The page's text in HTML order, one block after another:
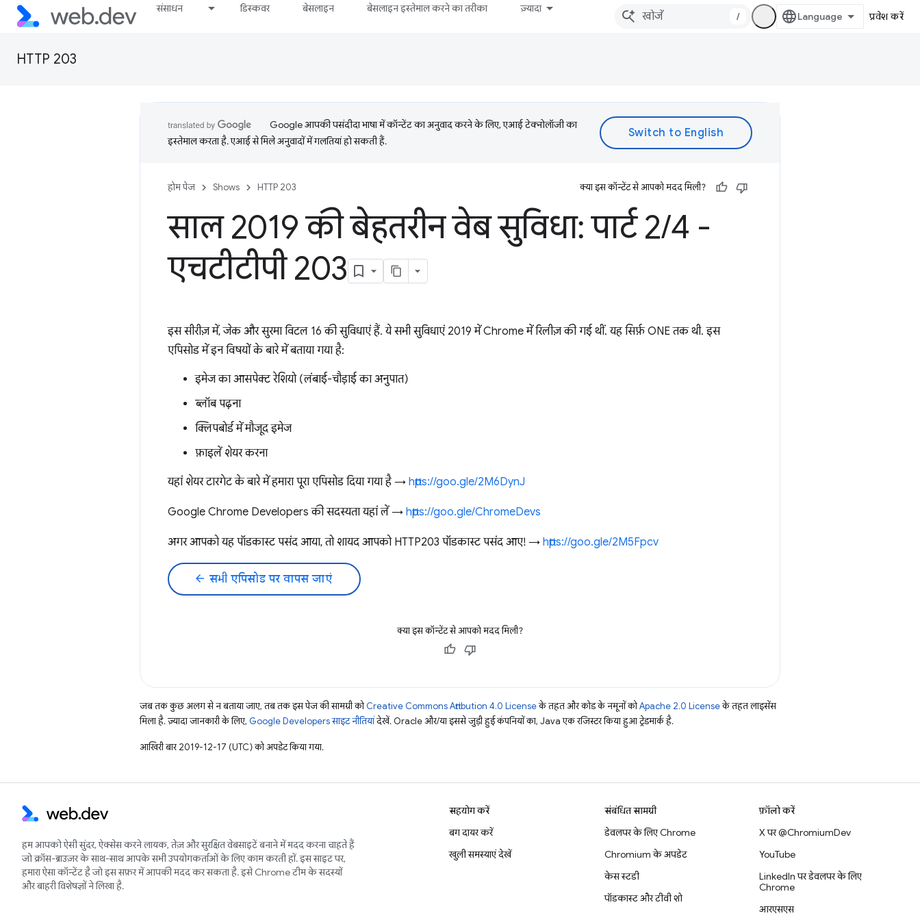
संसाधन डिस्कवर बेसलाइन बेसलाइन इस्तेमाल करने का तरीका ज़्यादा
/ प्रवेश करें
HTTP 203
Google आपकी पसंदीदा भाषा में कॉन्टेंट का अनुवाद करने के लिए, एआई टेक्नोलॉजी का
इस्तेमाल करता है. एआई से मिले अनुवादों में गलतियां हो सकती हैं.
होम पेज Shows HTTP 203 क्या इस कॉन्टेंट से आपको मदद मिली?
साल 2019 की बेहतरीन वेब सुविधा: पार्ट 2/4 -
एचटीटीपी 203
इस सीरीज़ में, जेक और सुरमा विटल 16 की सुविधाएं हैं. ये सभी सुविधाएं 2019 में Chrome में रिलीज़ की गई थीं. यह सिर्फ़ ONE तक थी. इस
एपिसोड में इन विषयों के बारे में बताया गया है:
इमेज का आसपेक्ट रेशियो (लंबाई-चौड़ाई का अनुपात)
ब्लॉब पढ़ना
क्लिपबोर्ड में मौजूद इमेज
फ़ाइलें शेयर करना
यहां शेयर टारगेट के बारे में हमारा पूरा एपिसोड दिया गया है → https://goo.gle/2M6DynJ
Google Chrome Developers की सदस्यता यहां लें → https://goo.gle/ChromeDevs
अगर आपको यह पॉडकास्ट पसंद आया, तो शायद आपको HTTP203 पॉडकास्ट पसंद आए! → https://goo.gle/2M5Fpcv
arrow_back सभी एपिसोड पर वापस जाएं
क्या इस कॉन्टेंट से आपको मदद मिली?
जब तक कुछ अलग से न बताया जाए, तब तक इस पेज की सामग्री कोCreative Commons Attribution 4.0 Licenseके तहत और कोड के नमूनों कोApache 2.0 Licenseके तहत लाइसेंस
मिला है. ज़्यादा जानकारी के लिए, Google Developers साइट नीतियांदेखें. Oracle और/या इससे जुड़ी हुई कंपनियों का, Java एक रजिस्टर किया हुआ ट्रेडमार्क है.
आखिरी बार 2019-12-17 (UTC) को अपडेट किया गया.
हम आपको ऐसी सुंदर, ऐक्सेस करने लायक, तेज़ और सुरक्षित वेबसाइटें बनाने में मदद करना चाहते हैं
जो क्रॉस-ब्राउज़र के साथ-साथ आपके सभी उपयोगकर्ताओं के लिए काम करती हों. इस साइट पर,
हमारा ऐसा कॉन्टेंट है जो इस सफ़र में आपकी मदद कर सकता है. इसे Chrome टीम के सदस्यों
और बाहरी विशेषज्ञों ने लिखा है.
सहयोग करें
बग दायर करें
खुली समस्याएं देखें
संबंधित सामग्री
डेवलपर के लिए Chrome
Chromium के अपडेट
केस स्टडी
पॉडकास्ट और टीवी शो
फ़ॉलो करें
X पर @ChromiumDev
YouTube
LinkedIn पर डेवलपर के लिए
Chrome
आरएसएस